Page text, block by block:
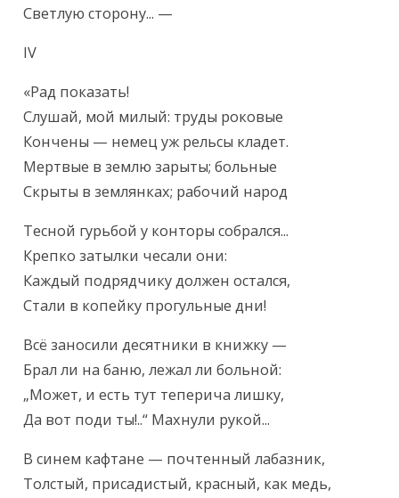
Светлую сторону... —
IV
«Рад показать!
Слушай, мой милый: труды роковые
Кончены — немец уж рельсы кладет.
Мертвые в землю зарыты; больные
Скрыты в землянках; рабочий народ
Тесной гурьбой у конторы собрался...
Крепко затылки чесали они:
Каждый подрядчику должен остался,
Стали в копейку прогульные дни!
Всё заносили десятники в книжку —
Брал ли на баню, лежал ли больной:
„Может, и есть тут теперича лишку,
Да вот поди ты!..“ Махнули рукой...
В синем кафтане — почтенный лабазник,
Толстый, присадистый, красный, как медь,